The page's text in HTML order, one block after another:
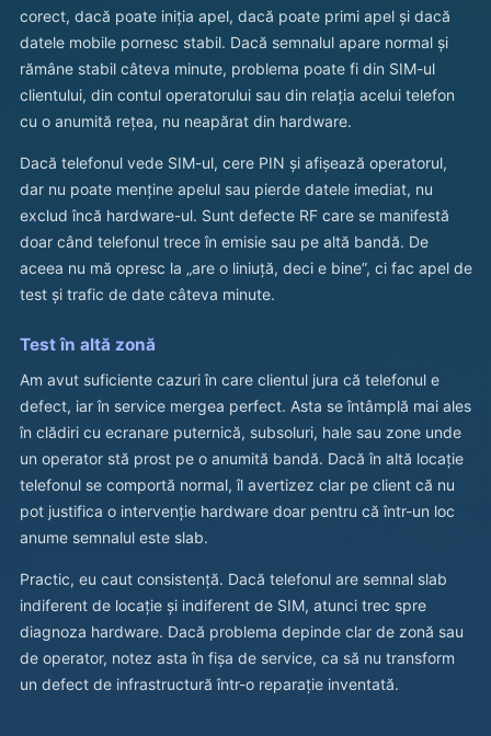
corect, dacă poate iniția apel, dacă poate primi apel și dacă
datele mobile pornesc stabil. Dacă semnalul apare normal și
rămâne stabil câteva minute, problema poate fi din SIM-ul
clientului, din contul operatorului sau din relația acelui telefon
cu o anumită rețea, nu neapărat din hardware.
Dacă telefonul vede SIM-ul, cere PIN și afișează operatorul,
dar nu poate menține apelul sau pierde datele imediat, nu
exclud încă hardware-ul. Sunt defecte RF care se manifestă
doar când telefonul trece în emisie sau pe altă bandă. De
aceea nu mă opresc la „are o liniuță, deci e bine”, ci fac apel de
test și trafic de date câteva minute.
Test în altă zonă
Am avut suficiente cazuri în care clientul jura că telefonul e
defect, iar în service mergea perfect. Asta se întâmplă mai ales
în clădiri cu ecranare puternică, subsoluri, hale sau zone unde
un operator stă prost pe o anumită bandă. Dacă în altă locație
telefonul se comportă normal, îl avertizez clar pe client că nu
pot justifica o intervenție hardware doar pentru că într-un loc
anume semnalul este slab.
Practic, eu caut consistență. Dacă telefonul are semnal slab
indiferent de locație și indiferent de SIM, atunci trec spre
diagnoza hardware. Dacă problema depinde clar de zonă sau
de operator, notez asta în fișa de service, ca să nu transform
un defect de infrastructură într-o reparație inventată.